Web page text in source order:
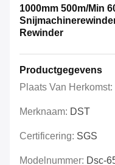
1000mm 500m/Min
Rewinder
Productgegevens
Plaats Van Herkomst:
Merknaam: DST
Certificering: SGS
Modelnummer: Dsc-